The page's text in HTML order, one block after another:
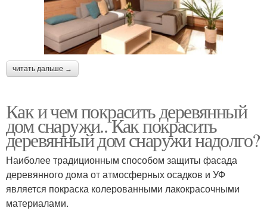
читать дальше →
Как и чем покрасить деревянный
дом снаружи.. Как покрасить
деревянный дом снаружи надолго?
Наиболее традиционным способом защиты фасада
деревянного дома от атмосферных осадков и УФ
является покраска колерованными лакокрасочными
материалами.